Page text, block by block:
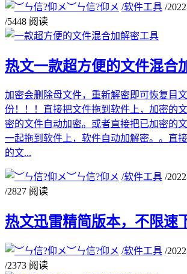
︶ㄣ信?仰メ /软件工具 /
/5448 阅读
热文一款超方便的文件混合
加密会删除母文件，重新解密即可恢复目
份！！！直接把文件拖到软件上，加密的
密的文件自动加密。或者直接把已加密的
一起拖到软件上，软件自动加解密。。直
的文...
︶ㄣ信?仰メ /软件工具 /
/2827 阅读
热文迅雷精简版本，不限速
︶ㄣ信?仰メ /软件工具 /
/2373 阅读